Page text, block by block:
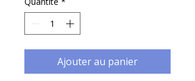
Ajouter au panier